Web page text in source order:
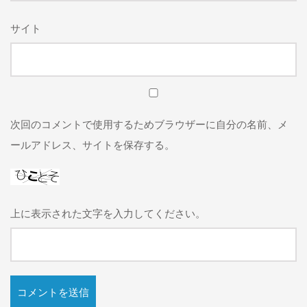
サイト
次回のコメントで使用するためブラウザーに自分の名前、メ
ールアドレス、サイトを保存する。
上に表示された文字を入力してください。